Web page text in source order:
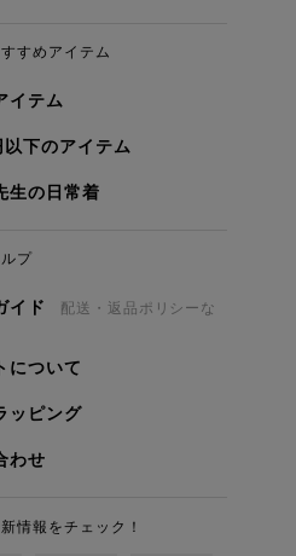
すめアイテム
イテム
下のアイテム
生の日常着
プ
イド 配送・返品ポリシーな
について
ッピング
わせ
情報をチェック！